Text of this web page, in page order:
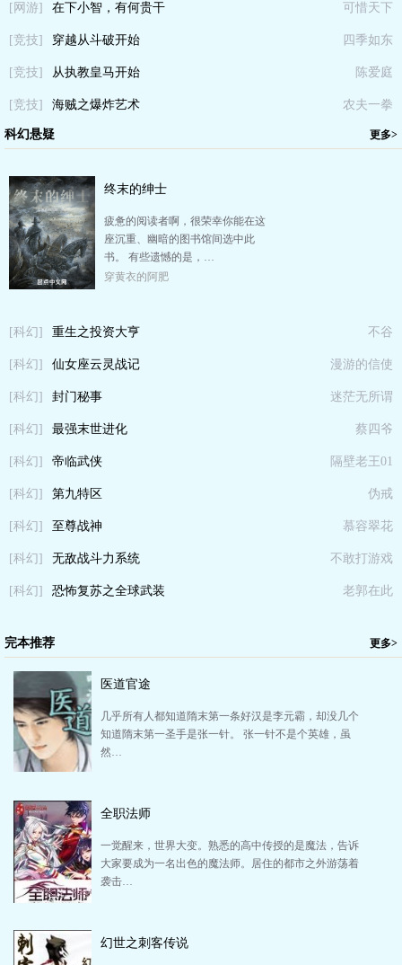
[网游] 在下小智，有何贵干 可惜天下
[竞技] 穿越从斗破开始 四季如东
[竞技] 从执教皇马开始 陈爱庭
[竞技] 海贼之爆炸艺术 农夫一拳
科幻悬疑 更多>
终末的绅士
疲惫的阅读者啊，很荣幸你能在这
座沉重、幽暗的图书馆间选中此
书。 有些遗憾的是，…
穿黄衣的阿肥
[科幻] 重生之投资大亨 不谷
[科幻] 仙女座云灵战记 漫游的信使
[科幻] 封门秘事 迷茫无所谓
[科幻] 最强末世进化 蔡四爷
[科幻] 帝临武侠 隔壁老王01
[科幻] 第九特区 伪戒
[科幻] 至尊战神 慕容翠花
[科幻] 无敌战斗力系统 不敢打游戏
[科幻] 恐怖复苏之全球武装 老郭在此
完本推荐 更多>
医道官途
几乎所有人都知道隋末第一条好汉是李元霸，却没几个
知道隋末第一圣手是张一针。 张一针不是个英雄，虽
然…
全职法师
一觉醒来，世界大变。熟悉的高中传授的是魔法，告诉
大家要成为一名出色的魔法师。居住的都市之外游荡着
袭击…
幻世之刺客传说